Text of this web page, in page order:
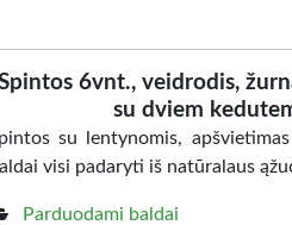
6vnt., veidrodis,
su dviem
su lentynomis,
visi padaryti iš natūralaus
Parduodami baldai